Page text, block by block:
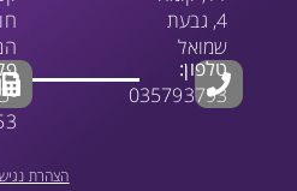
טלפון:
035793793
6197253
הצהרת נגישות